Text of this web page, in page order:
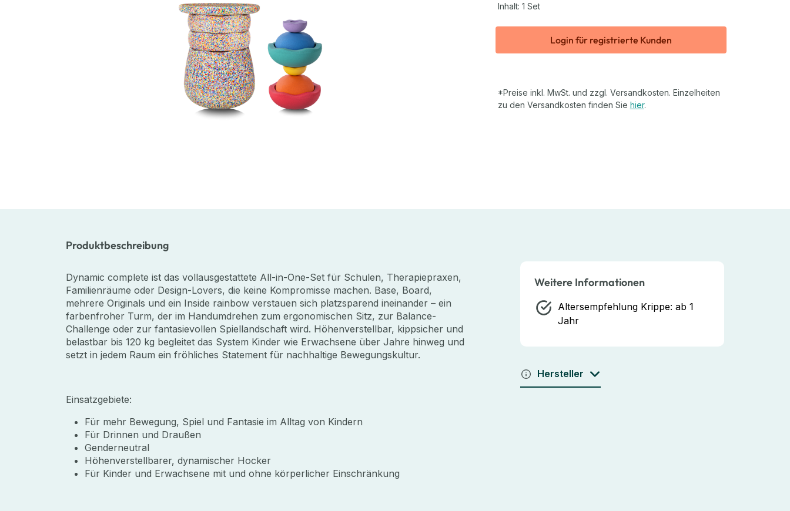
Inhalt: 1 Set
Login für registrierte Kunden
*Preise inkl. MwSt. und zzgl. Versandkosten. Einzelheiten
zu den Versandkosten finden Sie hier.
Produktbeschreibung
Dynamic complete ist das vollausgestattete All-in-One-Set für Schulen, Therapiepraxen,
Familienräume oder Design-Lovers, die keine Kompromisse machen. Base, Board,
mehrere Originals und ein Inside rainbow verstauen sich platzsparend ineinander – ein
farbenfroher Turm, der im Handumdrehen zum ergonomischen Sitz, zur Balance-
Challenge oder zur fantasievollen Spiellandschaft wird. Höhenverstellbar, kippsicher und
belastbar bis 120 kg begleitet das System Kinder wie Erwachsene über Jahre hinweg und
setzt in jedem Raum ein fröhliches Statement für nachhaltige Bewegungskultur.
Einsatzgebiete:
Für mehr Bewegung, Spiel und Fantasie im Alltag von Kindern
Für Drinnen und Draußen
Genderneutral
Höhenverstellbarer, dynamischer Hocker
Für Kinder und Erwachsene mit und ohne körperlicher Einschränkung
Weitere Informationen
Altersempfehlung Krippe: ab 1
Jahr
Hersteller